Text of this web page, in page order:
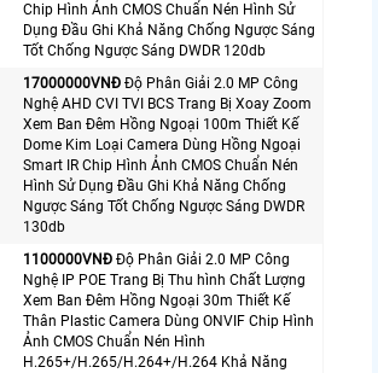
Chip Hình Ảnh CMOS Chuẩn Nén Hình Sử
Dụng Đầu Ghi Khả Năng Chống Ngược Sáng
Tốt Chống Ngược Sáng DWDR 120db
17000000VNÐ Độ Phân Giải 2.0 MP Công
Nghệ AHD CVI TVI BCS Trang Bị Xoay Zoom
Xem Ban Đêm Hồng Ngoại 100m Thiết Kế
Dome Kim Loại Camera Dùng Hồng Ngoại
Smart IR Chip Hình Ảnh CMOS Chuẩn Nén
Hình Sử Dụng Đầu Ghi Khả Năng Chống
Ngược Sáng Tốt Chống Ngược Sáng DWDR
130db
1100000VNÐ Độ Phân Giải 2.0 MP Công
Nghệ IP POE Trang Bị Thu hình Chất Lượng
Xem Ban Đêm Hồng Ngoại 30m Thiết Kế
Thân Plastic Camera Dùng ONVIF Chip Hình
Ảnh CMOS Chuẩn Nén Hình
H.265+/H.265/H.264+/H.264 Khả Năng